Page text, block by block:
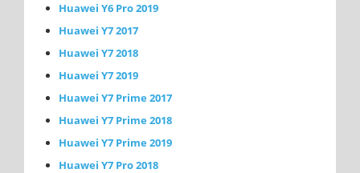
Huawei Y6 Pro 2019
Huawei Y7 2017
Huawei Y7 2018
Huawei Y7 2019
Huawei Y7 Prime 2017
Huawei Y7 Prime 2018
Huawei Y7 Prime 2019
Huawei Y7 Pro 2018